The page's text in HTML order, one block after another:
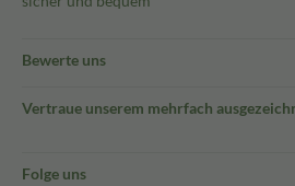
Bewerte uns
Vertraue unserem mehrfach
Folge uns